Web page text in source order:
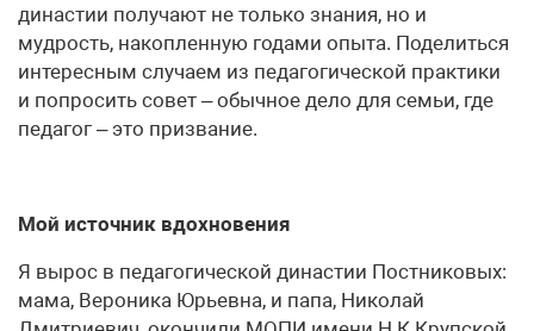
династии получают не только знания, но и
мудрость, накопленную годами опыта. Поделиться
интересным случаем из педагогической практики
и попросить совет – обычное дело для семьи, где
педагог – это призвание.
Мой источник вдохновения
Я вырос в педагогической династии Постниковых:
мама, Вероника Юрьевна, и папа, Николай